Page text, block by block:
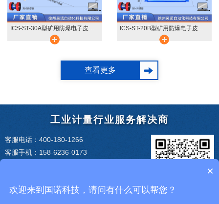
查看更多
工业计量行业服务解决商
客服电话：400-180-1266
客服手机：158-6236-0173
庄镇徐海路300号智能产业园
×
欢迎来到国诺科技，请问有什么可以帮您？